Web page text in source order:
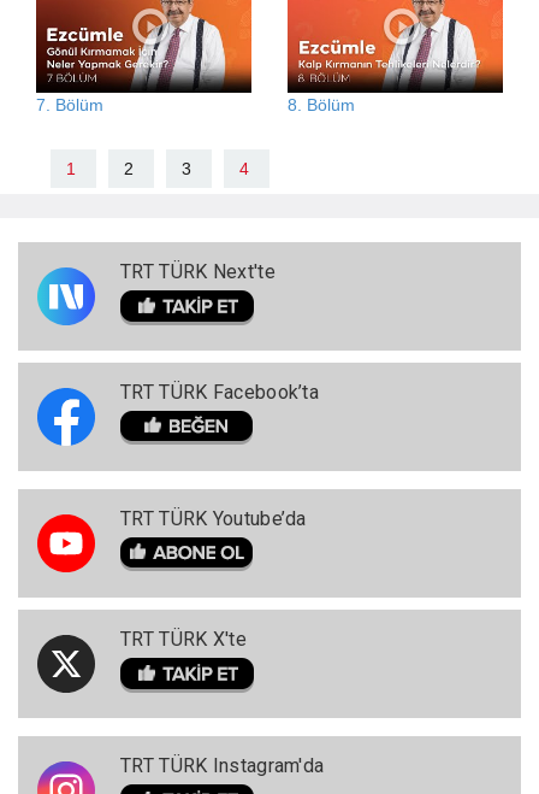
7. Bölüm 8. Bölüm
1 2 3 4
TRT TÜRK Next'te
TRT TÜRK Facebook’ta
TRT TÜRK Youtube’da
TRT TÜRK X'te
TRT TÜRK Instagram'da